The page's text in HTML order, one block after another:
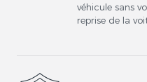
véhicule sans
reprise de la